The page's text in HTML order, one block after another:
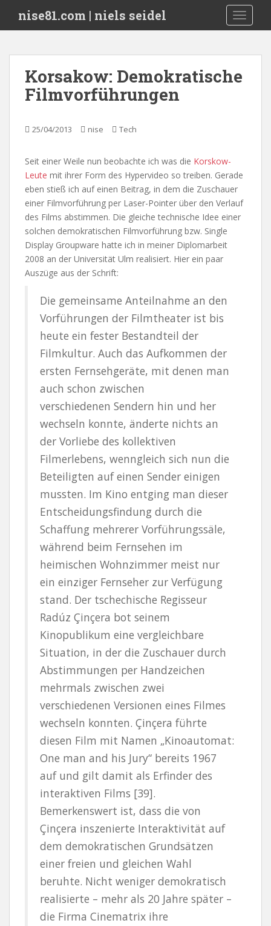
i
nise81.com | niels seidel
Korsakow: Demokratische
Filmvorführungen
25/04/2013 nise Tech
Seit einer Weile nun beobachte ich was die Korskow-
Leute mit ihrer Form des Hypervideo so treiben. Gerade
eben stieß ich auf einen Beitrag, in dem die Zuschauer
einer Filmvorführung per Laser-Pointer über den Verlauf
des Films abstimmen. Die gleiche technische Idee einer
solchen demokratischen Filmvorführung bzw. Single
Display Groupware hatte ich in meiner Diplomarbeit
2008 an der Universität Ulm realisiert. Hier ein paar
Auszüge aus der Schrift:
Die gemeinsame Anteilnahme an den
Vorführungen der Filmtheater ist bis
heute ein fester Bestandteil der
Filmkultur. Auch das Aufkommen der
ersten Fernsehgeräte, mit denen man
auch schon zwischen
verschiedenen Sendern hin und her
wechseln konnte, änderte nichts an
der Vorliebe des kollektiven
Filmerlebens, wenngleich sich nun die
Beteiligten auf einen Sender einigen
mussten. Im Kino entging man dieser
Entscheidungsfindung durch die
Schaffung mehrerer Vorführungssäle,
während beim Fernsehen im
heimischen Wohnzimmer meist nur
ein einziger Fernseher zur Verfügung
stand. Der tschechische Regisseur
Radúz Çinçera bot seinem
Kinopublikum eine vergleichbare
Situation, in der die Zuschauer durch
Abstimmungen per Handzeichen
mehrmals zwischen zwei
verschiedenen Versionen eines Filmes
wechseln konnten. Çinçera führte
diesen Film mit Namen „Kinoautomat:
One man and his Jury“ bereits 1967
auf und gilt damit als Erfinder des
interaktiven Films [39].
Bemerkenswert ist, dass die von
Çinçera inszenierte Interaktivität auf
dem demokratischen Grundsätzen
einer freien und gleichen Wahl
beruhte. Nicht weniger demokratisch
realisierte – mehr als 20 Jahre später –
die Firma Cinematrix ihre